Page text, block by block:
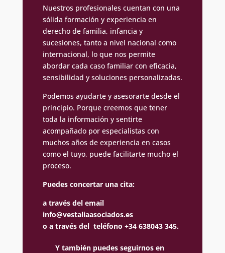
Nuestros profesionales cuentan con una
sólida formación y experiencia en
derecho de familia, infancia y
sucesiones, tanto a nivel nacional como
internacional, lo que nos permite
abordar cada caso familiar con eficacia,
sensibilidad y soluciones personalizadas.
Podemos ayudarte y asesorarte desde el
principio. Porque creemos que tener
toda la información y sentirte
acompañado por especialistas con
muchos años de experiencia en casos
como el tuyo, puede facilitarte mucho el
proceso.
Puedes concertar una cita:
a través del email
info@vestaliaasociados.es
o a través del teléfono +34 638043 345.
Y también puedes seguirnos en